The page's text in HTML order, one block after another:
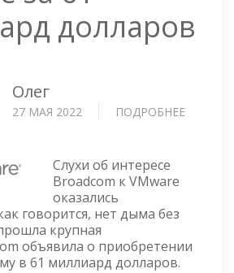
долларов
Олег
27 МАЯ 2022 ПОДРОБНЕЕ
Слухи об интересе
Broadcom к VMware
оказались
говорится, нет дыма без
крупная
объявила о приобретении
в 61 миллиард долларов.